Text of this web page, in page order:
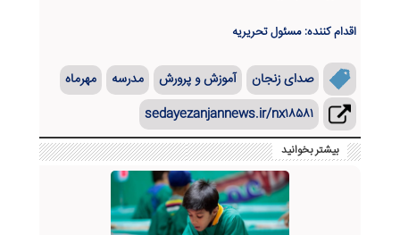
اقدام کننده: مسئول تحریریه
صدای زنجان آموزش و پرورش مدرسه
مهرماه
sedayezanjannews.ir/nx۱۸۵۸۱
بیشتر بخوانید